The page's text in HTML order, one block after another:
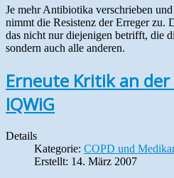
Je mehr Antibiotika verschrieben
nimmt die Resistenz der Erreger zu.
das nicht nur diejenigen betrifft, die
sondern auch alle anderen.
Erneute Kritik an
IQWiG
Details
Kategorie: COPD und
Erstellt: 14. März 2007